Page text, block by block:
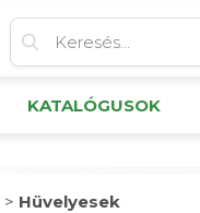
KATALÓGUSOK
> Hüvelyesek